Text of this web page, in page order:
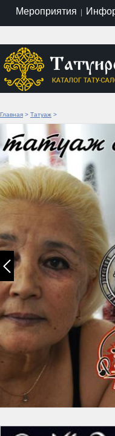
Мероприятия |
Главная > Татуаж >